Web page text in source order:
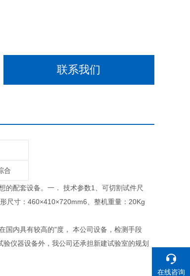
联系我们
合
的配套设备。一． 技术参数1、可切割试件尺
尺寸：460×410×720mm6、整机重量：20Kg
国内具有较高的"度， 本公司设备，检测手段
仪器设备外，我公司还承担新建试验室的规划
在线咨询